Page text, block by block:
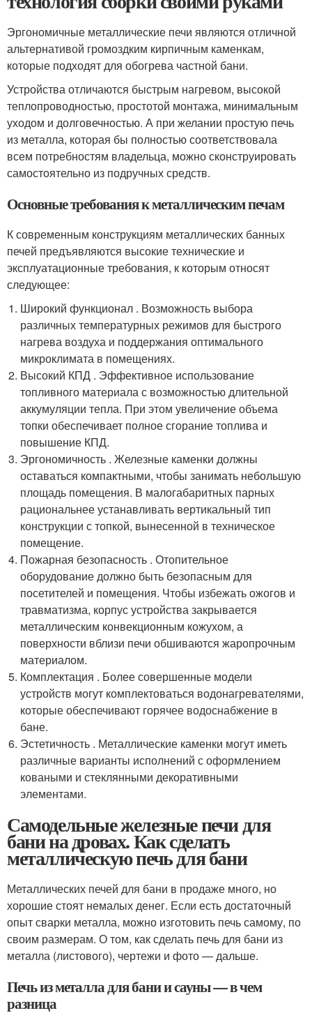
Эргономичные металлические печи являются отличной
альтернативой громоздким кирпичным каменкам,
которые подходят для обогрева частной бани.
Устройства отличаются быстрым нагревом, высокой
теплопроводностью, простотой монтажа, минимальным
уходом и долговечностью. А при желании простую печь
из металла, которая бы полностью соответствовала
всем потребностям владельца, можно сконструировать
самостоятельно из подручных средств.
Основные требования к металлическим печам
К современным конструкциям металлических банных
печей предъявляются высокие технические и
эксплуатационные требования, к которым относят
следующее:
Широкий функционал . Возможность выбора
различных температурных режимов для быстрого
нагрева воздуха и поддержания оптимального
микроклимата в помещениях.
Высокий КПД . Эффективное использование
топливного материала с возможностью длительной
аккумуляции тепла. При этом увеличение объема
топки обеспечивает полное сгорание топлива и
повышение КПД.
Эргономичность . Железные каменки должны
оставаться компактными, чтобы занимать небольшую
площадь помещения. В малогабаритных парных
рациональнее устанавливать вертикальный тип
конструкции с топкой, вынесенной в техническое
помещение.
Пожарная безопасность . Отопительное
оборудование должно быть безопасным для
посетителей и помещения. Чтобы избежать ожогов и
травматизма, корпус устройства закрывается
металлическим конвекционным кожухом, а
поверхности вблизи печи обшиваются жаропрочным
материалом.
Комплектация . Более совершенные модели
устройств могут комплектоваться водонагревателями,
которые обеспечивают горячее водоснабжение в
бане.
Эстетичность . Металлические каменки могут иметь
различные варианты исполнений с оформлением
коваными и стеклянными декоративными
элементами.
Самодельные железные печи для
бани на дровах. Как сделать
металлическую печь для бани
Металлических печей для бани в продаже много, но
хорошие стоят немалых денег. Если есть достаточный
опыт сварки металла, можно изготовить печь самому, по
своим размерам. О том, как сделать печь для бани из
металла (листового), чертежи и фото — дальше.
Печь из металла для бани и сауны — в чем
разница